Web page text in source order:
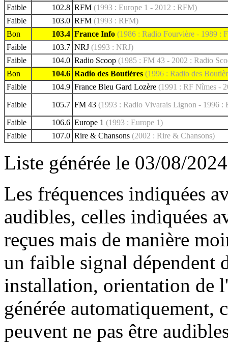
Faible
102.8 RFM (1993 : Europe 1 - 2012 : RFM)
Faible
103.0 RFM (1993 : RFM)
Bon
103.4 France Info (1986 : Radio Fourvière - 1989 :
Faible
103.7 NRJ (1993 : NRJ)
Faible
104.0 Radio Scoop (1985 : FM 43 - 2002 : Radio
Bon
104.6 Radio des Boutières (1996 : Radio des
Faible
104.9 France Bleu Gard Lozère (1991 : RF Nîmes -
Faible 105.7 FM 43 (1993 : Radio Vivarais Lignon - 1996 :
Faible 106.6 Europe 1 (1993 : Europe 1)
Faible
107.0 Rire & Chansons (2002 : Rire & Chansons)
Liste générée le 03/08/
Les fréquences indiquées
audibles, celles indiquées
reçues mais de manière
un faible signal dépendent
installation, orientation de
générée automatiquement,
peuvent ne pas être